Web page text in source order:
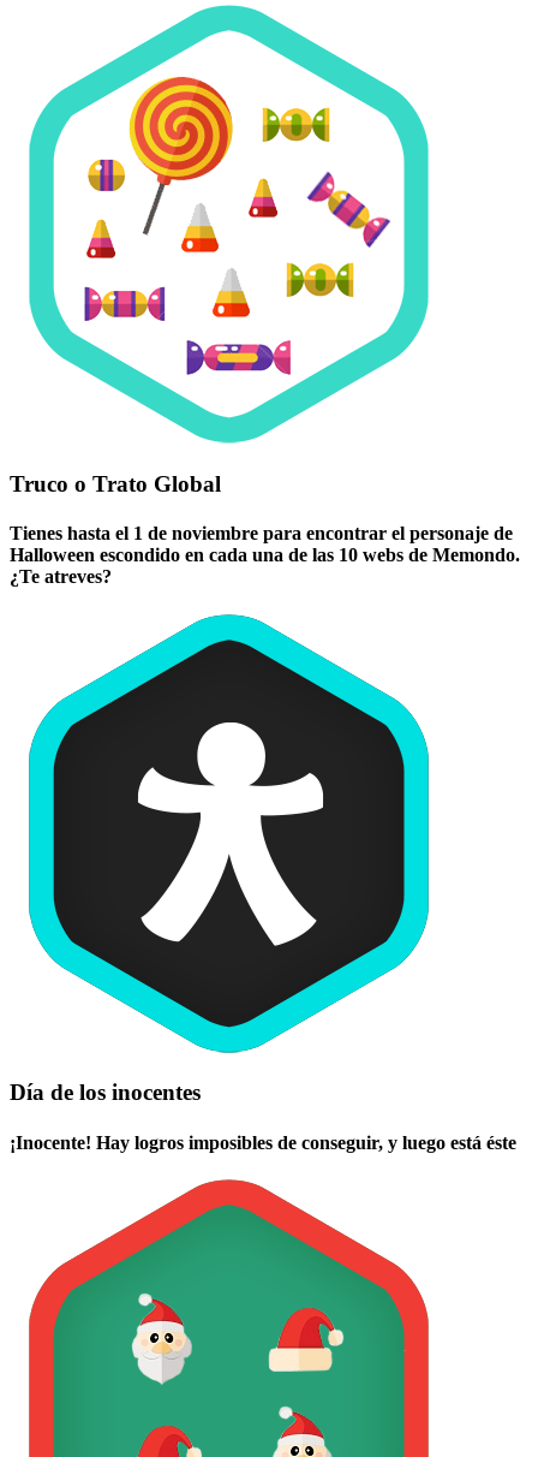
Truco o Trato Global
Tienes hasta el 1 de noviembre para encontrar el personaje de
Halloween escondido en cada una de las 10 webs de Memondo.
¿Te atreves?
Día de los inocentes
¡Inocente! Hay logros imposibles de conseguir, y luego está éste